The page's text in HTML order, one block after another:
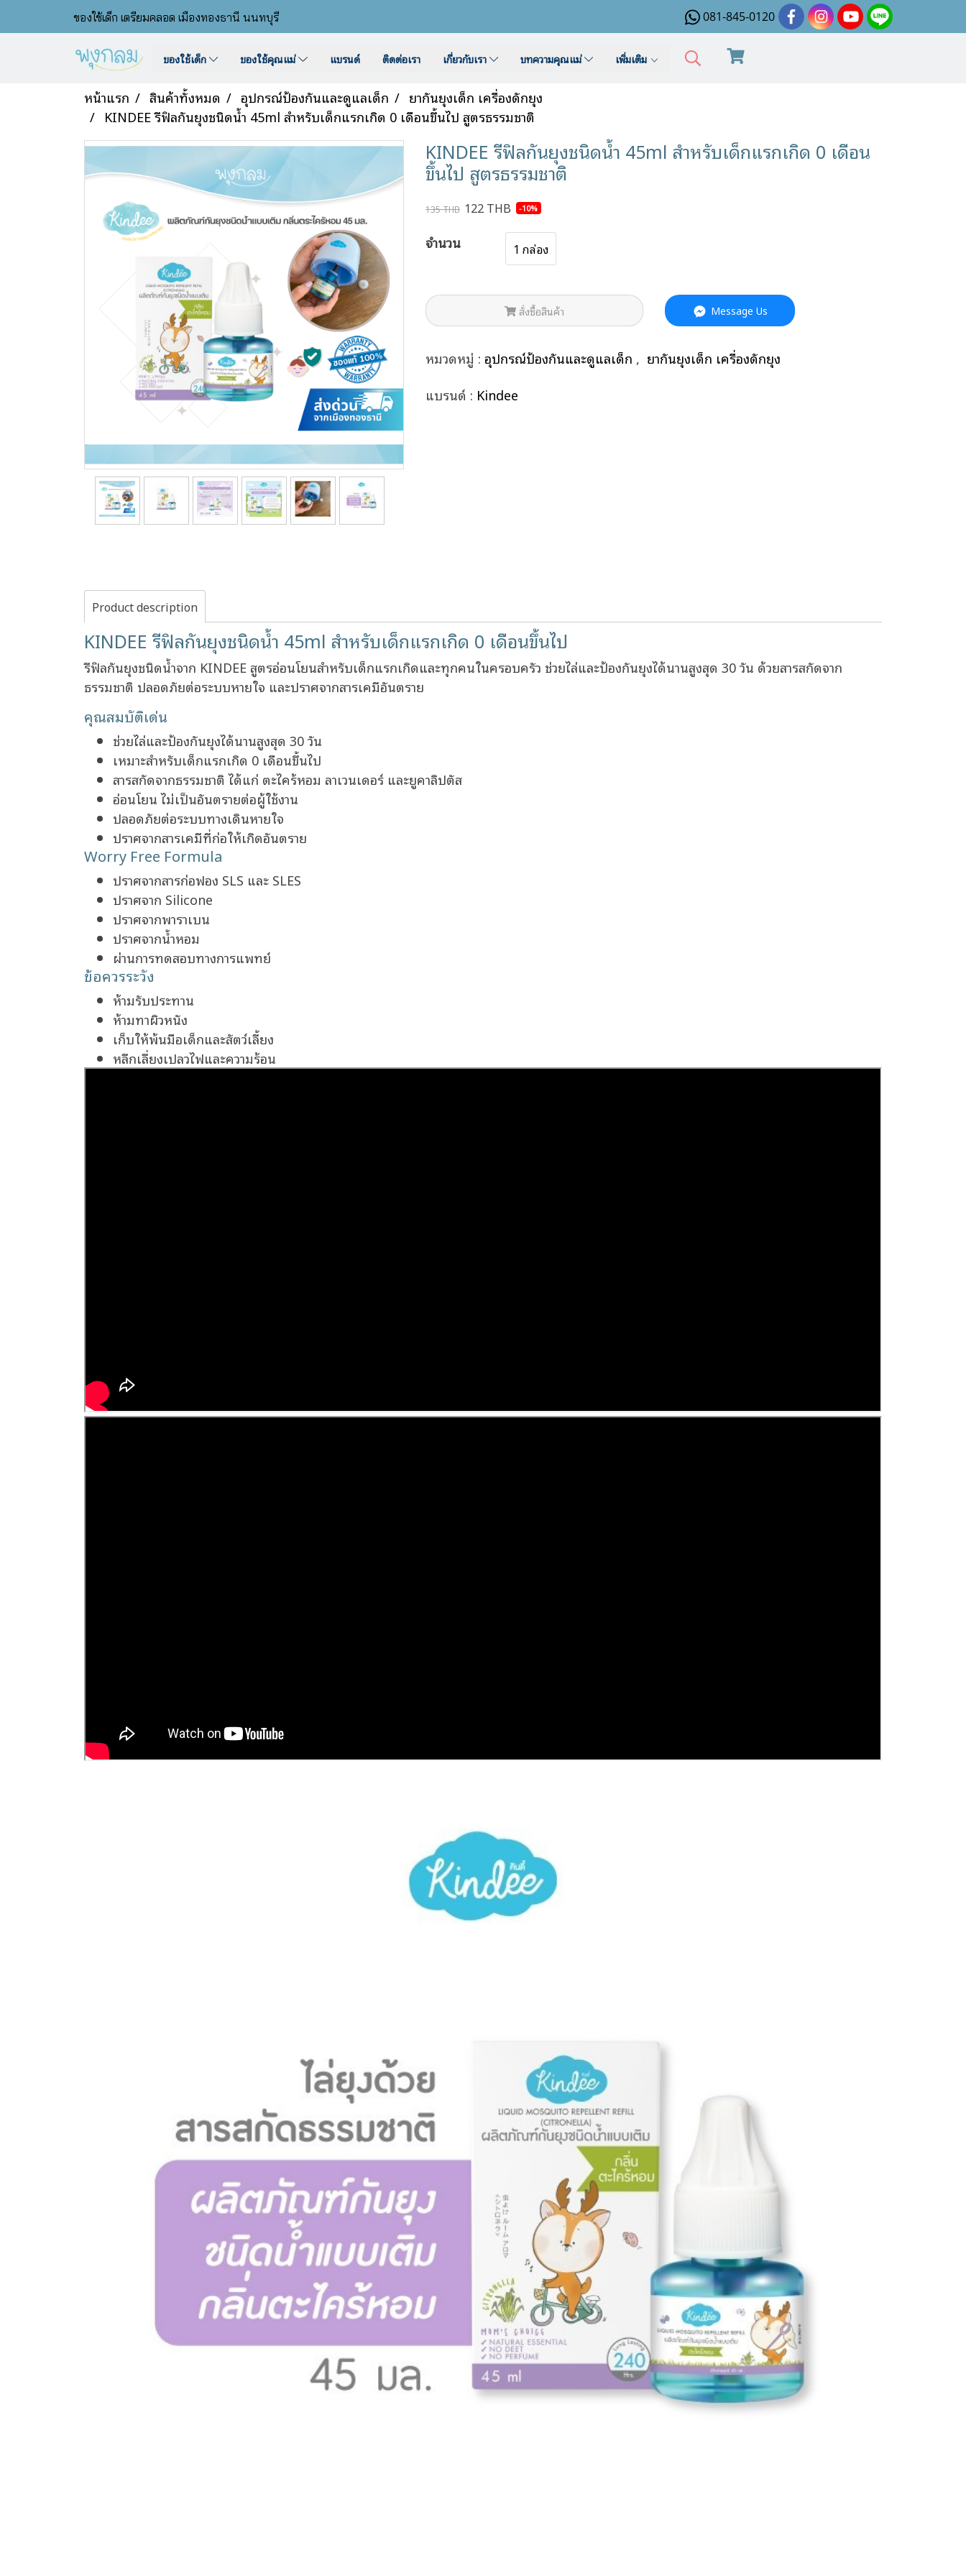
ของใช้เด็ก เตรียมคลอด เมืองทองธานี นนทบุรี 081-845-0120
ของใช้เด็ก ของใช้คุณแม่ แบรนด์ ติดต่อเรา เกี่ยวกับเรา บทความคุณแม่ เพิ่มเติม
หน้าแรก สินค้าทั้งหมด อุปกรณ์ป้องกันและดูแลเด็ก
ยากันยุงเด็ก เครื่องดักยุง
KINDEE รีฟิลกันยุงชนิดน้ำ 45ml สำหรับเด็กแรกเกิด 0 เดือนขึ้นไป สูตรธรรมชาติ
KINDEE รีฟิลกันยุงชนิดน้ำ 45ml สำหรับเด็กแรกเกิด 0 เดือน
ขึ้นไป สูตรธรรมชาติ
135 THB 122 THB -10%
จำนวน 1 กล่อง
สั่งซื้อสินค้า Message Us
หมวดหมู่ : อุปกรณ์ป้องกันและดูแลเด็ก , ยากันยุงเด็ก เครื่องดักยุง
แบรนด์ : Kindee
Product description
KINDEE รีฟิลกันยุงชนิดน้ำ 45ml สำหรับเด็กแรกเกิด 0 เดือนขึ้นไป
รีฟิลกันยุงชนิดน้ำจาก KINDEE สูตรอ่อนโยนสำหรับเด็กแรกเกิดและทุกคนในครอบครัว ช่วยไล่และป้องกันยุงได้นานสูงสุด 30 วัน ด้วยสารสกัดจาก
ธรรมชาติ ปลอดภัยต่อระบบหายใจ และปราศจากสารเคมีอันตราย
คุณสมบัติเด่น
ช่วยไล่และป้องกันยุงได้นานสูงสุด 30 วัน
เหมาะสำหรับเด็กแรกเกิด 0 เดือนขึ้นไป
สารสกัดจากธรรมชาติ ได้แก่ ตะไคร้หอม ลาเวนเดอร์ และยูคาลิปตัส
อ่อนโยน ไม่เป็นอันตรายต่อผู้ใช้งาน
ปลอดภัยต่อระบบทางเดินหายใจ
ปราศจากสารเคมีที่ก่อให้เกิดอันตราย
Worry Free Formula
ปราศจากสารก่อฟอง SLS และ SLES
ปราศจาก Silicone
ปราศจากพาราเบน
ปราศจากน้ำหอม
ผ่านการทดสอบทางการแพทย์
ข้อควรระวัง
ห้ามรับประทาน
ห้ามทาผิวหนัง
เก็บให้พ้นมือเด็กและสัตว์เลี้ยง
หลีกเลี่ยงเปลวไฟและความร้อน